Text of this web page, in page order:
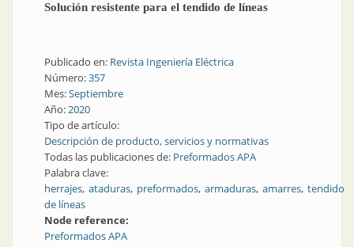
Solución resistente para el tendido de líneas
Publicado en: Revista Ingeniería Eléctrica
Número:357
Mes:Septiembre
Año:2020
Tipo de artículo:
Descripción de producto, servicios y normativas
Todas las publicaciones de: Preformados APA
Palabra clave:
herrajes ataduras preformados armaduras amarres tendido
de líneas
Node reference:
Preformados APA